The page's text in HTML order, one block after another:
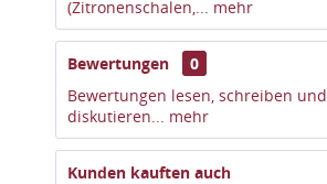
(Zitronenschalen,... mehr
Bewertungen
0
Bewertungen lesen, schreiben und
diskutieren... mehr
Kunden kauften auch